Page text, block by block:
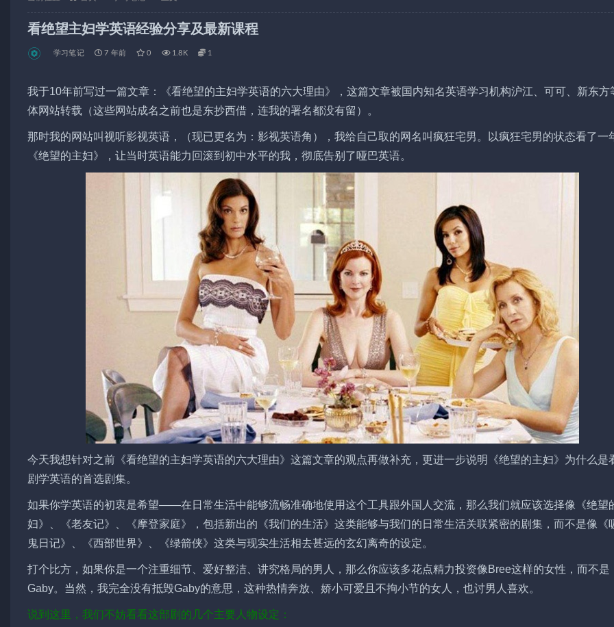
看绝望主妇学英语经验分享及最新课程
学习笔记 7 年前 0 1.8K 1
我于10年前写过一篇文章：《看绝望的主妇学英语的六大理由》，这篇文章被国内知名英语学习机构沪江、可可、新东方
体网站转载（这些网站成名之前也是东抄西借，连我的署名都没有留）。
那时我的网站叫视听影视英语，（现已更名为：影视英语角），我给自己取的网名叫疯狂宅男。以疯狂宅男的状态看了一
《绝望的主妇》，让当时英语能力回滚到初中水平的我，彻底告别了哑巴英语。
今天我想针对之前《看绝望的主妇学英语的六大理由》这篇文章的观点再做补充，更进一步说明《绝望的主妇》为什么是
剧学英语的首选剧集。
如果你学英语的初衷是希望——在日常生活中能够流畅准确地使用这个工具跟外国人交流，那么我们就应该选择像《绝望
妇》、《老友记》、《摩登家庭》，包括新出的《我们的生活》这类能够与我们的日常生活关联紧密的剧集，而不是像《
鬼日记》、《西部世界》、《绿箭侠》这类与现实生活相去甚远的玄幻离奇的设定。
打个比方，如果你是一个注重细节、爱好整洁、讲究格局的男人，那么你应该多花点精力投资像Bree这样的女性，而不是
Gaby。当然，我完全没有抵毁Gaby的意思，这种热情奔放、娇小可爱且不拘小节的女人，也讨男人喜欢。
说到这里，我们不妨看看这部剧的几个主要人物设定：